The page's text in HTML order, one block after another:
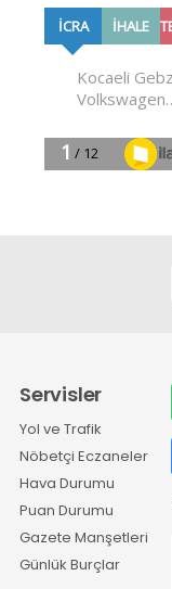
Servisler
Yol ve Trafik
Nöbetçi Eczaneler
Hava Durumu
Puan Durumu
Gazete Manşetleri
Günlük Burçlar